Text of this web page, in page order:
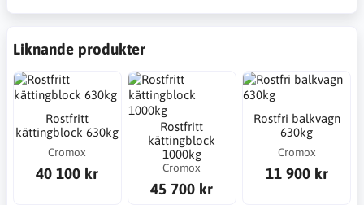
Liknande produkter
Rostfritt
kättingblock 630kg
Cromox
40 100 kr
Rostfritt
kättingblock
1000kg
Cromox
45 700 kr
Rostfri balkvagn
630kg
Cromox
11 900 kr